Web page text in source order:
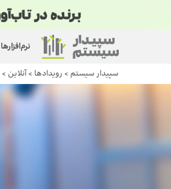
نرم‌افزارها
سپیدار سیستم > رویداد‌ها >آنلاین >